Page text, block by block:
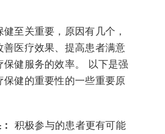
至关重要，原因有几个，
善医疗效果、提高患者满意
保健服务的效率。 以下是强
保健的重要性的一些重要原
积极参与的患者更有可能